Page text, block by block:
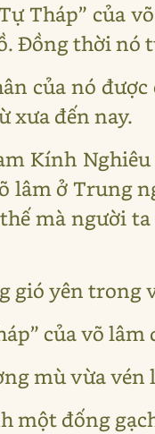
Tháp” của
Đồng thời nó
của nó
xưa đến nay.
Kính
lâm ở Trung
mà người
gió yên trong
của võ
mù vừa
một đống